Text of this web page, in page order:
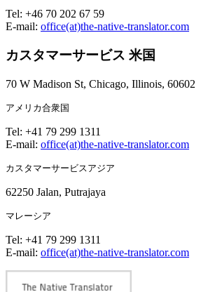
Tel: +46 70 202 67 59
E-mail: office(at)the-native-translator.com
カスタマーサービス 米国
70 W Madison St, Chicago, Illinois, 60602
アメリカ合衆国
Tel: +41 79 299 1311
E-mail: office(at)the-native-translator.com
カスタマーサービスアジア
62250 Jalan, Putrajaya
マレーシア
Tel: +41 79 299 1311
E-mail: office(at)the-native-translator.com